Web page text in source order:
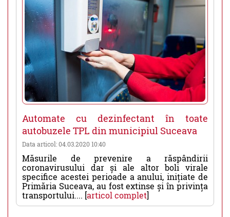
Automate cu dezinfectant în toate
autobuzele TPL din municipiul Suceava
Data articol: 04.03.2020 10:40
Măsurile de prevenire a răspândirii
coronavirusului dar și ale altor boli virale
specifice acestei perioade a anului, inițiate de
Primăria Suceava, au fost extinse și în privința
transportului.... [articol complet]